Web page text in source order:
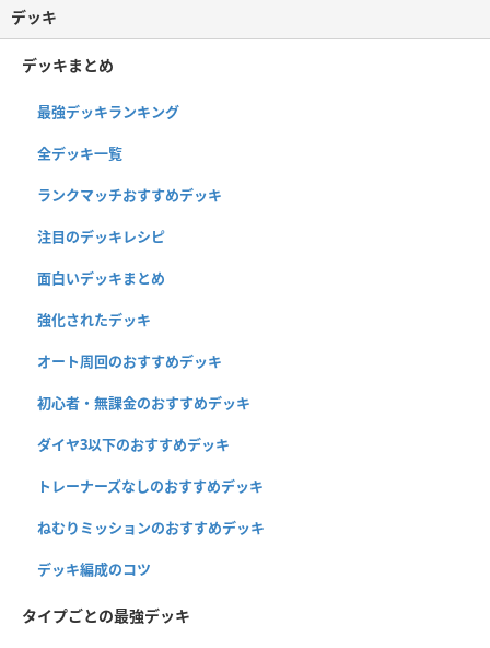
デッキ
デッキまとめ
最強デッキランキング
全デッキ一覧
ランクマッチおすすめデッキ
注目のデッキレシピ
面白いデッキまとめ
強化されたデッキ
オート周回のおすすめデッキ
初心者・無課金のおすすめデッキ
ダイヤ3以下のおすすめデッキ
トレーナーズなしのおすすめデッキ
ねむりミッションのおすすめデッキ
デッキ編成のコツ
タイプごとの最強デッキ